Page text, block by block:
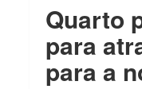
Quarto
para
para a